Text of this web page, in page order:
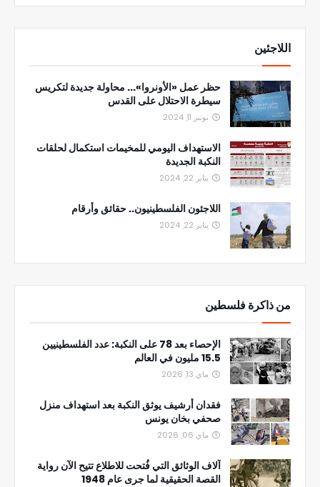
اللاجئين
حظر عمل «الأونروا»... محاولة جديدة لتكريس
سيطرة الاحتلال على القدس
نونبر 11, 2024
الاستهداف اليومي للمخيمات استكمال لحلقات
النكبة الجديدة
يناير 22, 2024
اللاجئون الفلسطينيون.. حقائق وأرقام
يناير 22, 2024
من ذاكرة فلسطين
الإحصاء بعد 78 على النكبة: عدد الفلسطينيين
15.5 مليون في العالم
ماي 13, 2026
فقدان أرشيف يوثق النكبة بعد استهداف منزل
صحفي بخان يونس
ماي 06, 2026
آلاف الوثائق التي فُتحت للاطلاع تتيح الآن رواية
القصة الحقيقية لما جرى عام 1948